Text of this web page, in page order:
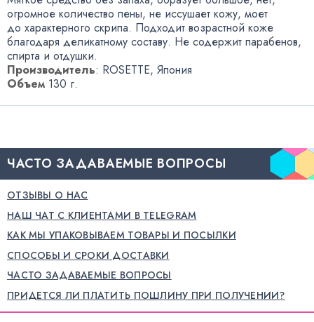
огромное количество пены, не иссушает кожу, моет
до характерного скрипа. Подходит возрастной коже
благодаря деликатному составу. Не содержит парабенов,
спирта и отдушки.
Производитель: ROSETTE, Япония
Объем 130 г.
ЧАСТО ЗАДАВАЕМЫЕ ВОПРОСЫ
ОТЗЫВЫ О НАС
НАШ ЧАТ С КЛИЕНТАМИ В TELEGRAM
КАК МЫ УПАКОВЫВАЕМ ТОВАРЫ И ПОСЫЛКИ
СПОСОБЫ И СРОКИ ДОСТАВКИ
ЧАСТО ЗАДАВАЕМЫЕ ВОПРОСЫ
ПРИДЕТСЯ ЛИ ПЛАТИТЬ ПОШЛИНУ ПРИ ПОЛУЧЕНИИ?